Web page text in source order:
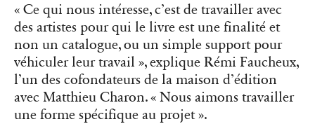
« Ce qui nous intéresse, c’est de travailler avec
des artistes pour qui le livre est une finalité et
non un catalogue, ou un simple support pour
véhiculer leur travail », explique Rémi Faucheux,
l’un des cofondateurs de la maison d’édition
avec Matthieu Charon. « Nous aimons travailler
une forme spécifique au projet ».